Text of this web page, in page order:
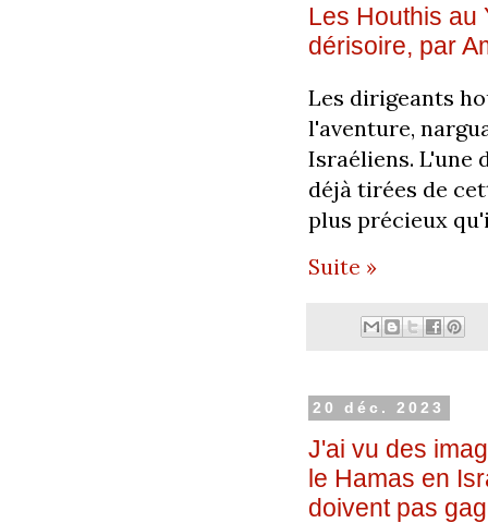
Les Houthis au
dérisoire, par
Les dirigeants
l'aventure,
Israéliens. L'une
déjà tirées de
plus précieux
Suite »
20 déc. 2023
J'ai vu des
le Hamas en
doivent pas